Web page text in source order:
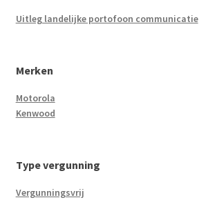
Uitleg landelijke portofoon communicatie
Merken
Motorola
Kenwood
Type vergunning
Vergunningsvrij